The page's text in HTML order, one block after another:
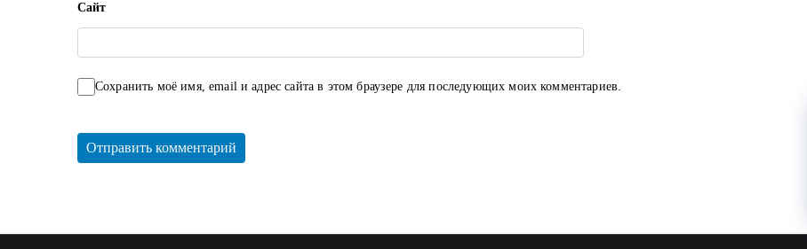
Сайт
Сохранить моё имя, email и адрес сайта в этом браузере для последующих моих комментариев.